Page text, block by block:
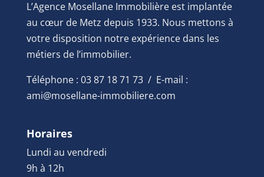
L’Agence Mosellane Immobilière est implantée
au cœur de Metz depuis 1933. Nous mettons à
votre disposition notre expérience dans les
métiers de l’immobilier.
Téléphone : 03 87 18 71 73 / E-mail :
ami@mosellane-immobiliere.com
Horaires
Lundi au vendredi
9h à 12h